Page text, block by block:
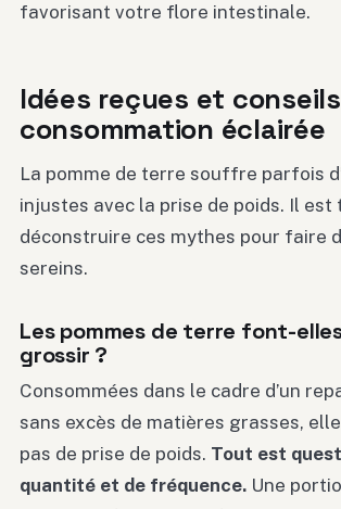
favorisant votre flore intestinale.
Idées reçues et
consommation éclairée
La pomme de terre souffre parfois
injustes avec la prise de poids. Il est
déconstruire ces mythes pour faire
sereins.
Les pommes de terre font-
grossir ?
Consommées dans le cadre d’un
sans excès de matières grasses,
pas de prise de poids. Tout est
quantité et de fréquence. Une